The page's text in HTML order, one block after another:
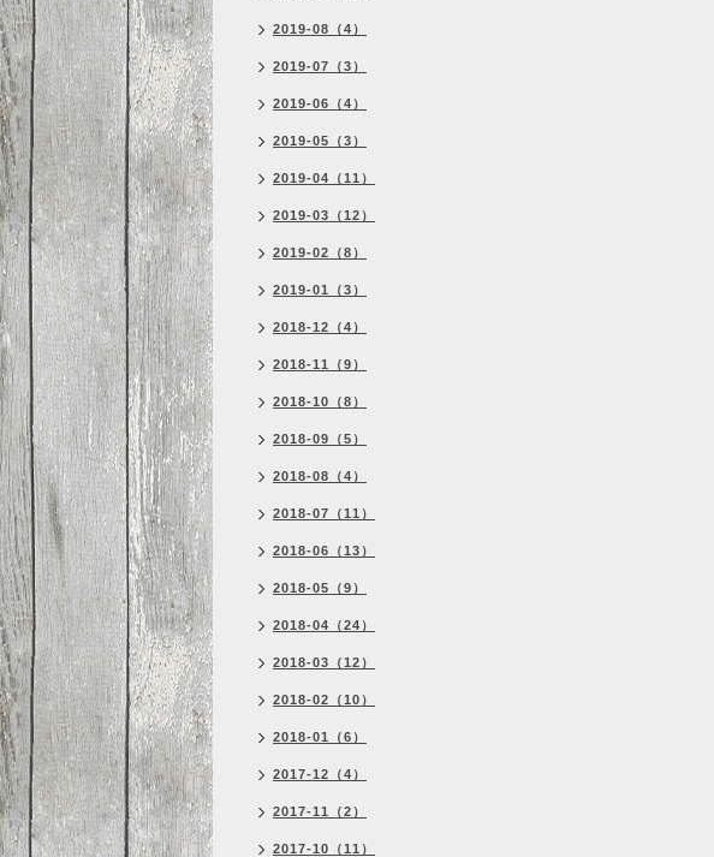
2019-08（4）
2019-07（3）
2019-06（4）
2019-05（3）
2019-04（11）
2019-03（12）
2019-02（8）
2019-01（3）
2018-12（4）
2018-11（9）
2018-10（8）
2018-09（5）
2018-08（4）
2018-07（11）
2018-06（13）
2018-05（9）
2018-04（24）
2018-03（12）
2018-02（10）
2018-01（6）
2017-12（4）
2017-11（2）
2017-10（11）